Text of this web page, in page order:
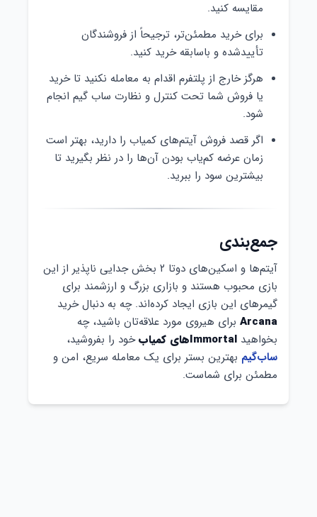
مقایسه کنید.
برای خرید مطمئن‌تر، ترجیحاً از فروشندگان
تأییدشده و باسابقه خرید کنید.
هرگز خارج از پلتفرم اقدام به معامله نکنید تا خرید
یا فروش شما تحت کنترل و نظارت ساب گیم انجام
شود.
اگر قصد فروش آیتم‌های کمیاب را دارید، بهتر است
زمان عرضه کم‌یاب بودن آن‌ها را در نظر بگیرید تا
بیشترین سود را ببرید.
جمع‌بندی
آیتم‌ها و اسکین‌های دوتا ۲ بخش جدایی ناپذیر از این
بازی محبوب هستند و بازاری بزرگ و ارزشمند برای
گیمرهای این بازی ایجاد کرده‌اند. چه به دنبال خرید
Arcana برای هیروی مورد علاقه‌تان باشید، چه
بخواهید Immortalهای کمیاب
خود را بفروشید،
ساب‌گیم بهترین بستر برای یک معامله سریع، امن و
مطمئن برای شماست.